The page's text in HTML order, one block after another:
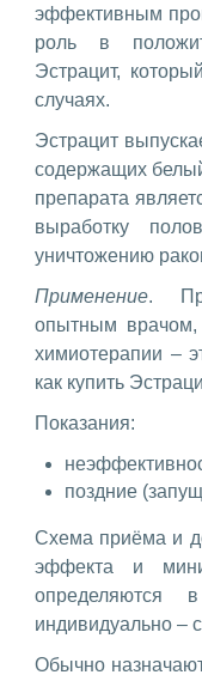
эффективным
роль в
Эстрацит,
случаях.
Эстрацит
содержащих
препарата
выработку
уничтожению
Применение.
опытным
химиотерапии –
как купить
Показания:
поздние
Схема приёма и
эффекта и
определяются
индивидуально –
Обычно